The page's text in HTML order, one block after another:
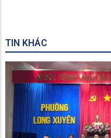
TIN KHÁC